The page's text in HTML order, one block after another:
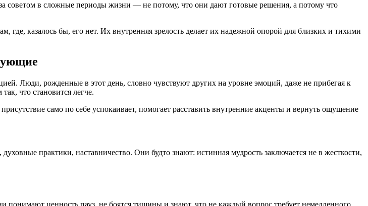
советом в сложные периоды жизни — не потому, что они дают готовые решения, а потому что
казалось бы, его нет. Их внутренняя зрелость делает их надежной опорой для близких и тихими
Люди, рожденные в этот день, словно чувствуют других на уровне эмоций, даже не прибегая к
что становится легче.
само по себе успокаивает, помогает расставить внутренние акценты и вернуть ощущение
практики, наставничество. Они будто знают: истинная мудрость заключается не в жесткости,
ценность пауз, не боятся тишины и знают, что не каждый вопрос требует немедленного